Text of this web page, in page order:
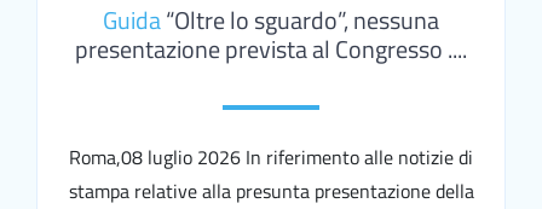
Guida“Oltre lo sguardo”, nessuna
presentazione prevista al Congresso ....
Roma,08 luglio 2026 In riferimento alle notizie di
stampa relative alla presunta presentazione della